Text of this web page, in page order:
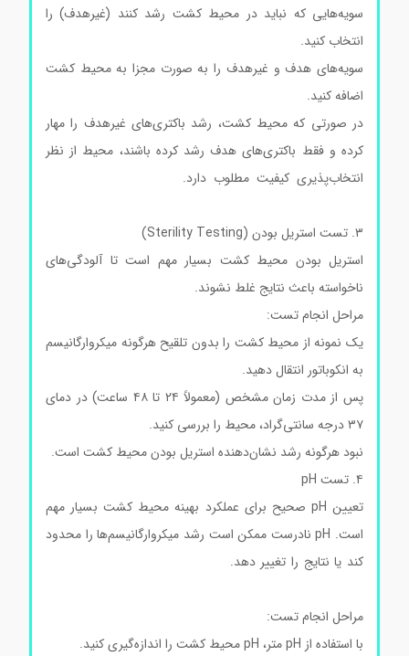
سویه‌هایی که نباید در محیط کشت رشد کنند (غیرهدف) را
انتخاب کنید.
سویه‌های هدف و غیرهدف را به صورت مجزا به محیط کشت
اضافه کنید.
در صورتی که محیط کشت، رشد باکتری‌های غیرهدف را مهار
کرده و فقط باکتری‌های هدف رشد کرده باشند، محیط از نظر
انتخاب‌پذیری کیفیت مطلوب دارد.محیط کشت بردپارکرآگار
استریل بودن محیط کشت بسیار مهم است تا آلودگی‌های
ناخواسته باعث نتایج غلط نشوند.
مراحل انجام تست:
یک نمونه از محیط کشت را بدون تلقیح هرگونه میکروارگانیسم
به انکوباتور انتقال دهید.
پس از مدت زمان مشخص (معمولاً ۲۴ تا ۴۸ ساعت) در دمای
نبود هرگونه رشد نشان‌دهنده استریل بودن محیط کشت است.
تعیین pH صحیح برای عملکرد بهینه محیط کشت بسیار مهم
است. pH نادرست ممکن است رشد میکروارگانیسم‌ها را محدود
کند یا نتایج را تغییر دهد.
مراحل انجام تست:
با استفاده از pH متر، pH محیط کشت را اندازه‌گیری کنید.